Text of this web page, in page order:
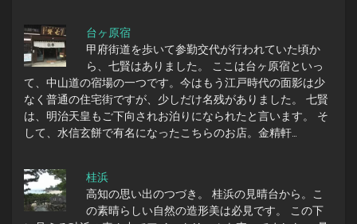
台ヶ原宿
甲府街道を歩いて参勤交代が行われていた頃か
ら、七賢はありました。 ここは台ヶ原宿といっ
て、中山道の宿場の一つです。今はもう江戸時代の面影は少
なく普通の住宅街ですが、少しだけ名残がありました。 七賢
は、明治天皇もご下向されお泊りになられたと言います。 そ
して、水信玄餅で有名になったこちらのお店。金精軒…
桂浜
高知の思い出のつづき。 桂浜の見晴台から。こ
の素晴らしい自然の造形美は必見です。 この下